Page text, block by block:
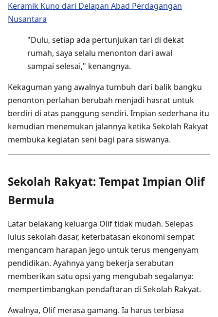
Keramik Kuno dari Delapan Abad Perdagangan
Nusantara
"Dulu, setiap ada pertunjukan tari di dekat
rumah, saya selalu menonton dari awal
sampai selesai," kenangnya.
Kekaguman yang awalnya tumbuh dari balik bangku
penonton perlahan berubah menjadi hasrat untuk
berdiri di atas panggung sendiri. Impian sederhana itu
kemudian menemukan jalannya ketika Sekolah Rakyat
membuka kegiatan seni bagi para siswanya.
Sekolah Rakyat: Tempat Impian Olif
Bermula
Latar belakang keluarga Olif tidak mudah. Selepas
lulus sekolah dasar, keterbatasan ekonomi sempat
mengancam harapan jego untuk terus mengenyam
pendidikan. Ayahnya yang bekerja serabutan
memberikan satu opsi yang mengubah segalanya:
mempertimbangkan pendaftaran di Sekolah Rakyat.
Awalnya, Olif merasa gamang. Ia harus terbiasa